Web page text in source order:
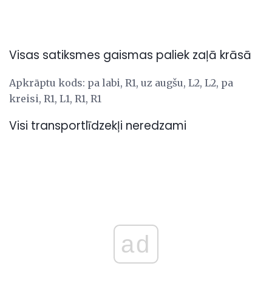
Visas satiksmes gaismas paliek zaļā krāsā
Apkrāptu kods: pa labi, R1, uz augšu, L2, L2, pa
kreisi, R1, L1, R1, R1
Visi transportlīdzekļi neredzami
ad